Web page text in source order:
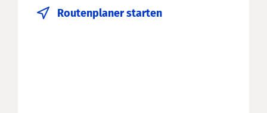
Routenplaner starten